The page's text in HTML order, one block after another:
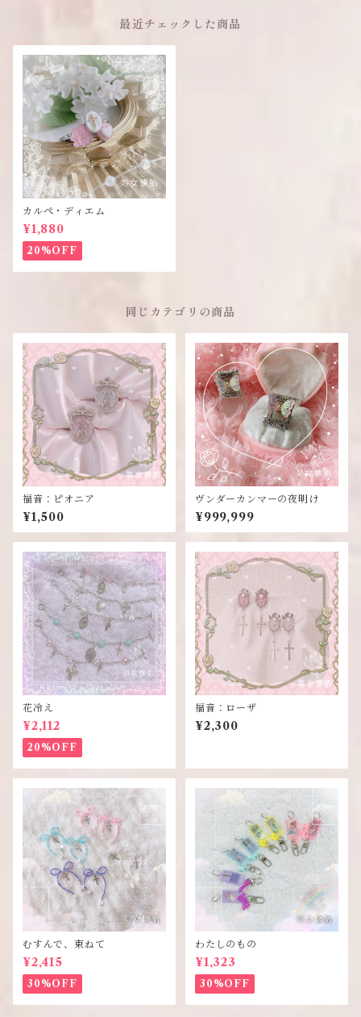
最近チェックした商品
カルぺ・ディエム
¥1,880
20%OFF
同じカテゴリの商品
福音：ピオニア
¥1,500
ヴンダーカンマーの夜明け
¥999,999
花冷え
¥2,112
20%OFF
福音：ローザ
¥2,300
むすんで、束ねて
¥2,415
30%OFF
わたしのもの
¥1,323
30%OFF